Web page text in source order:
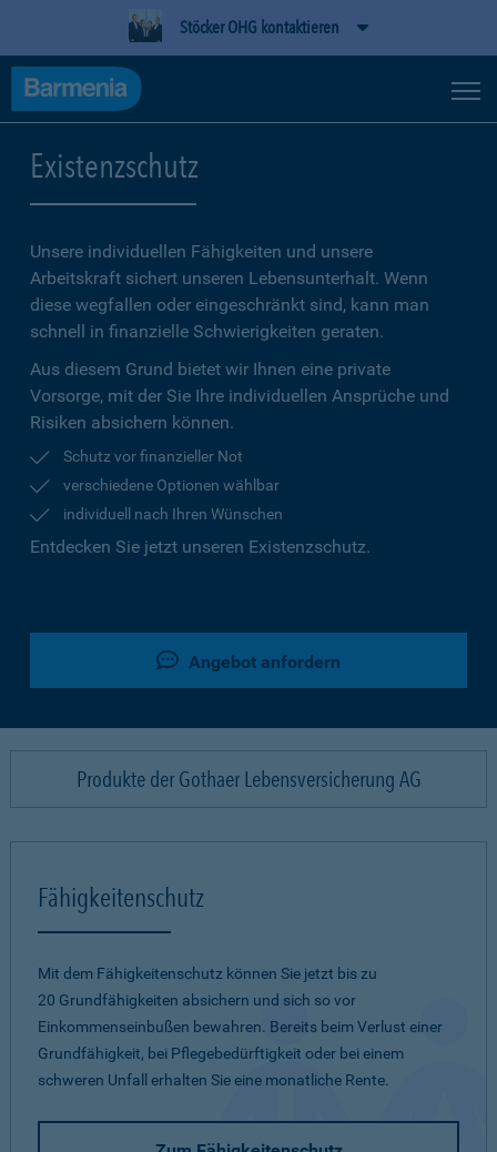
Stöcker OHG kontaktieren
Existenzschutz
Unsere individuellen Fähigkeiten und unsere
Arbeitskraft sichert unseren Lebensunterhalt. Wenn
diese wegfallen oder eingeschränkt sind, kann man
schnell in finanzielle Schwierigkeiten geraten.
Aus diesem Grund bietet wir Ihnen eine private
Vorsorge, mit der Sie Ihre individuellen Ansprüche und
Risiken absichern können.
Schutz vor finanzieller Not
verschiedene Optionen wählbar
individuell nach Ihren Wünschen
Entdecken Sie jetzt unseren Existenzschutz.
Angebot anfordern
Produkte der Gothaer Lebensversicherung AG
Fähigkeitenschutz
Mit dem Fähigkeitenschutz können Sie jetzt bis zu
20 Grundfähigkeiten absichern und sich so vor
Einkommenseinbußen bewahren. Bereits beim Verlust einer
Grundfähigkeit, bei Pflegebedürftigkeit oder bei einem
schweren Unfall erhalten Sie eine monatliche Rente.